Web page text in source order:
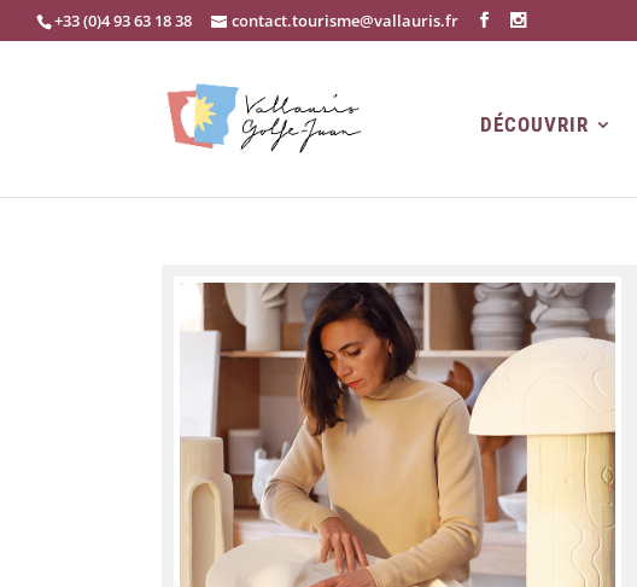
+33 (0)4 93 63 18 38 contact.tourisme@vallauris.fr
DÉCOUVRIR